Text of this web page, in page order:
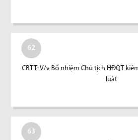
62
CBTT: V/v Bổ nhiệm Chủ tịch HĐQT
luật
63